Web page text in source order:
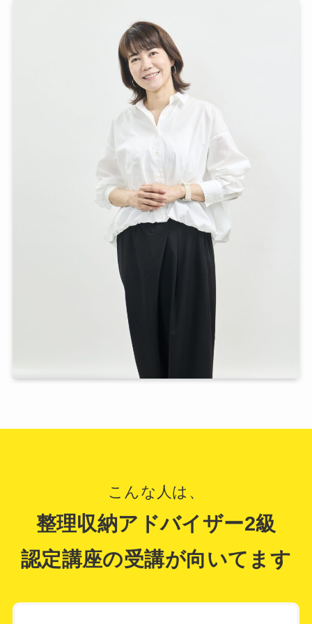
整理収納アドバイザー2級認定講座
時間があっという間でした。とても分かり
やすく楽しく整理収納について学ぶことが
できました。苦手だった片付けに対しての
意識がい大きく変わったので、家に帰って
早速、片付けをしたくなりました。実家の
父にも伝えたくなりました。心地良い生活
が送れるようにしたいと思いました。
ＨＴ さま
は毎年受けているのですが、初めて受けて
よかった！と思える内容でした。私生活お
参考になりました。
こんな人は、
整理収納アドバイザー2級
認定講座の受講が向いてます